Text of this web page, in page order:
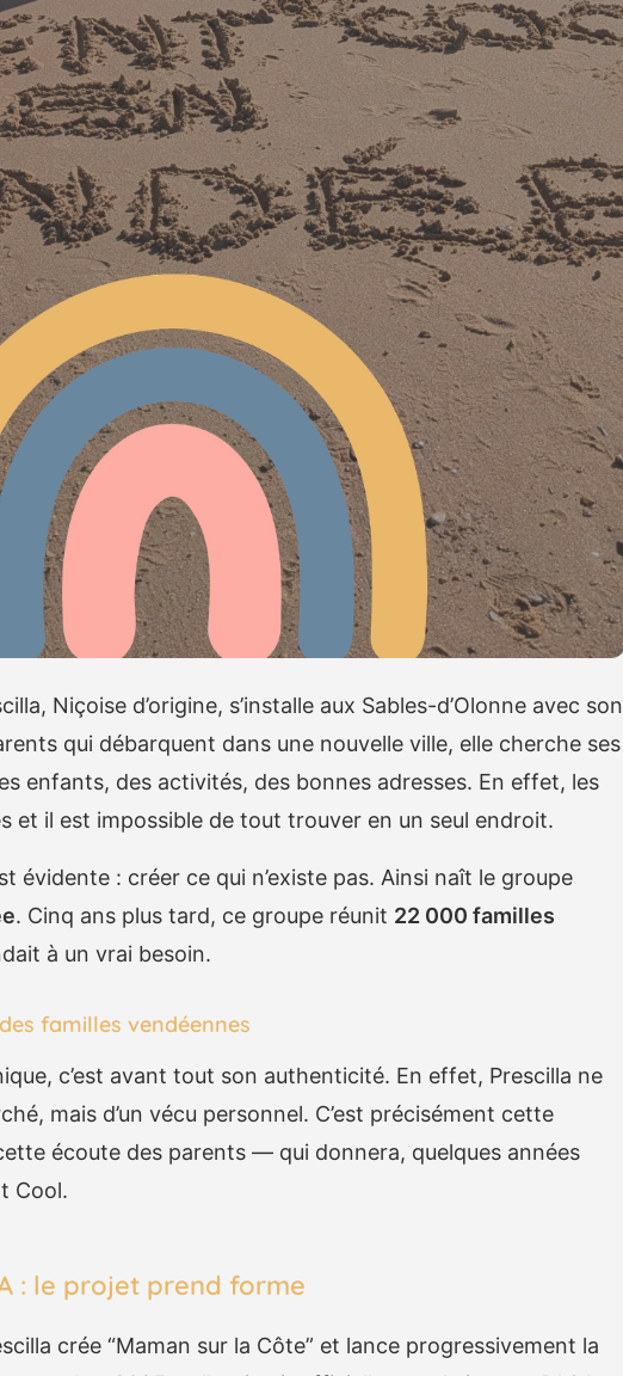
Niçoise d’origine, s’installe aux Sables-d’Olonne avec son
qui débarquent dans une nouvelle ville, elle cherche ses
enfants, des activités, des bonnes adresses. En effet, les
et il est impossible de tout trouver en un seul endroit.
évidente : créer ce qui n’existe pas. Ainsi naît le groupe
. Cinq ans plus tard, ce groupe réunit 22 000 familles
à un vrai besoin.
familles vendéennes
c’est avant tout son authenticité. En effet, Prescilla ne
mais d’un vécu personnel. C’est précisément cette
écoute des parents — qui donnera, quelques années
Cool.
: le projet prend forme
crée “Maman sur la Côte” et lance progressivement la